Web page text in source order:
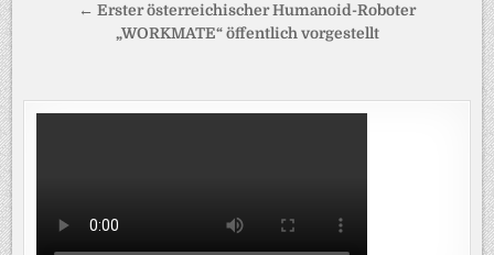
← Erster österreichischer Humanoid-Roboter
„WORKMATE“ öffentlich vorgestellt